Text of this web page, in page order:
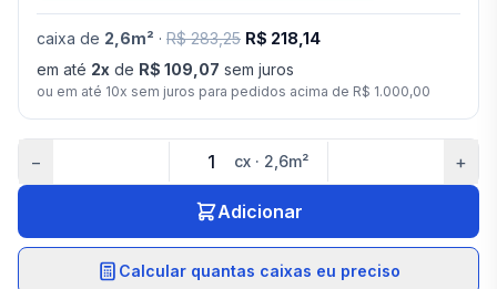
caixa de 2,6m² · R$ 283,25 R$ 218,14
em até 2x de R$ 109,07 sem juros
ou em até 10x sem juros para pedidos acima de R$ 1.000,00
− cx· 2,6m² +
Adicionar
Calcular quantas caixas eu preciso